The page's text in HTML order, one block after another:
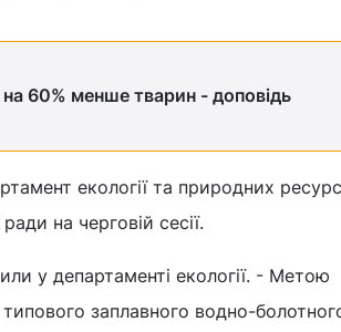
на 60% менше тварин - доповідь
екології та природних
на черговій сесії.
у департаменті екології. - Метою
типового заплавного водно-